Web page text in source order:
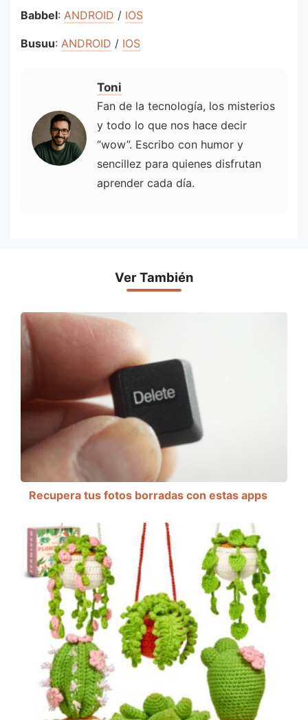
Babbel: ANDROID / IOS
Busuu: ANDROID / IOS
Toni
Fan de la tecnología, los misterios
y todo lo que nos hace decir
“wow”. Escribo con humor y
sencillez para quienes disfrutan
aprender cada día.
Ver También
Recupera tus fotos borradas con estas apps